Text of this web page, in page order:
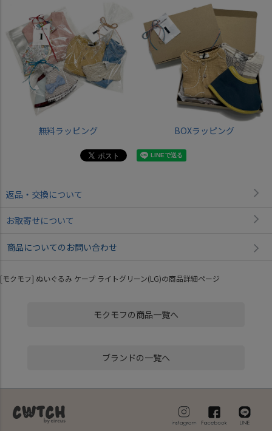
無料ラッピング BOXラッピング
返品・交換について
お取寄せについて
商品についてのお問い合わせ
[モクモフ] ぬいぐるみ ケープ ライトグリーン(LG)の商品詳細ページ
モクモフの商品一覧へ
ブランドの一覧へ